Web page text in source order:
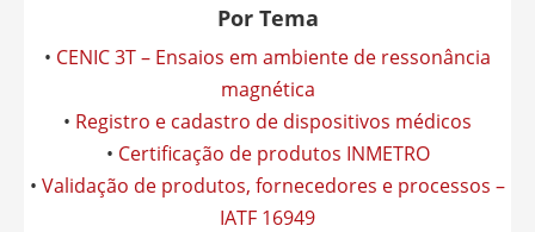
Por Tema
• CENIC 3T – Ensaios em ambiente de ressonância
magnética
• Registro e cadastro de dispositivos médicos
• Certificação de produtos INMETRO
• Validação de produtos, fornecedores e processos –
IATF 16949